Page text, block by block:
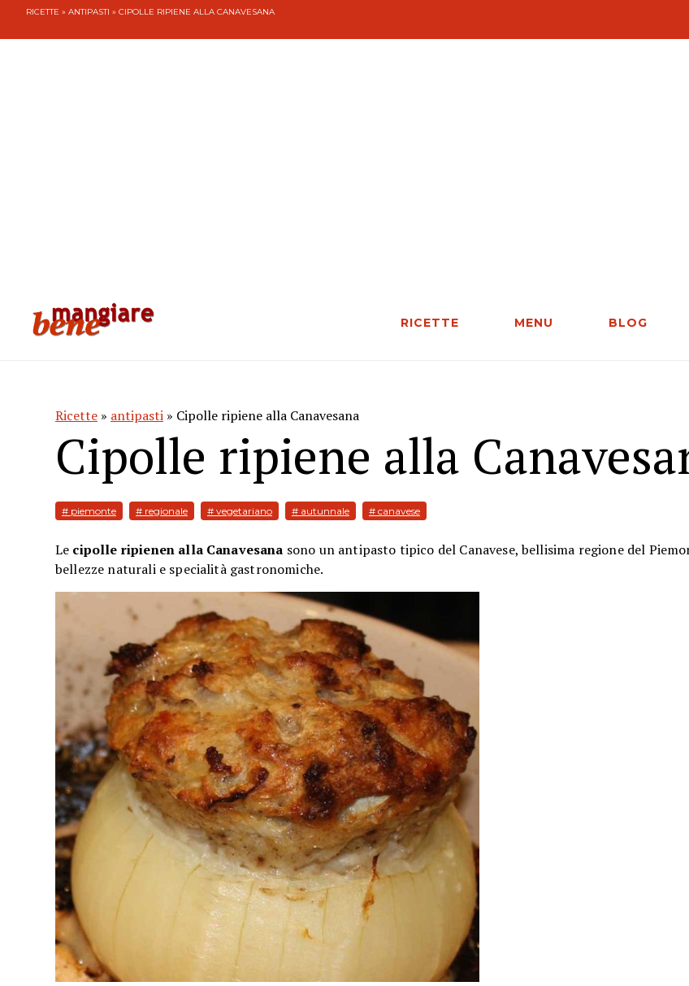
RICETTE » ANTIPASTI » CIPOLLE RIPIENE ALLA CANAVESANA
RICETTE MENU BLOG
Ricette » antipasti » Cipolle ripiene alla Canavesana
Cipolle ripiene alla
# piemonte # regionale # vegetariano # autunnale # canavese
Le cipolle ripienen alla Canavesana sono un antipasto tipico del Canavese, bellisima regione del
bellezze naturali e specialità gastronomiche.